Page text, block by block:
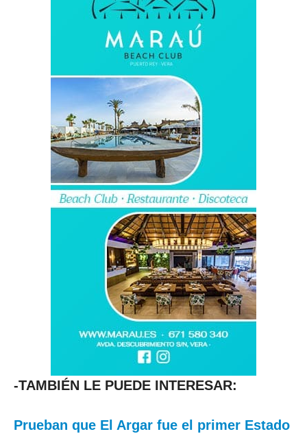
-TAMBIÉN LE PUEDE INTERESAR:
Prueban que El Argar fue el primer Estado